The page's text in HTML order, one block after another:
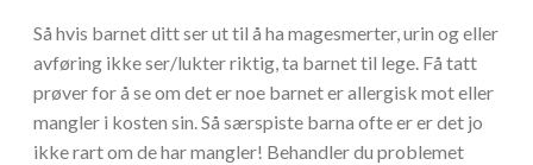
Så hvis barnet ditt ser ut til å ha magesmerter, urin og eller
avføring ikke ser/lukter riktig, ta barnet til lege. Få tatt
prøver for å se om det er noe barnet er allergisk mot eller
mangler i kosten sin. Så særspiste barna ofte er er det jo
ikke rart om de har mangler! Behandler du problemet